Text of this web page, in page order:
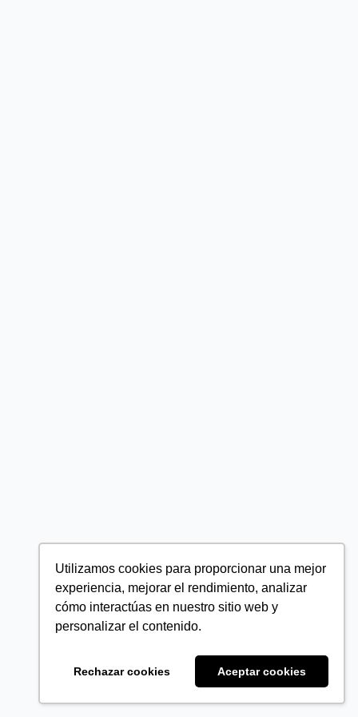
Utilizamos cookies para proporcionar una mejor
experiencia, mejorar el rendimiento, analizar
cómo interactúas en nuestro sitio web y
personalizar el contenido.
Rechazar cookies Aceptar cookies